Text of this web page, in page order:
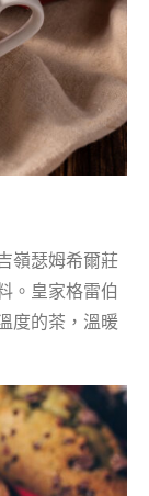
嶺瑟姆希爾莊
。皇家格雷伯
度的茶，溫暖